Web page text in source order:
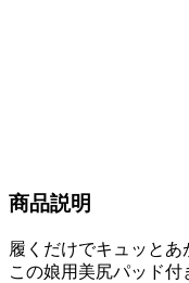
商品説明
履くだけでキュッと
この娘用美尻パッド